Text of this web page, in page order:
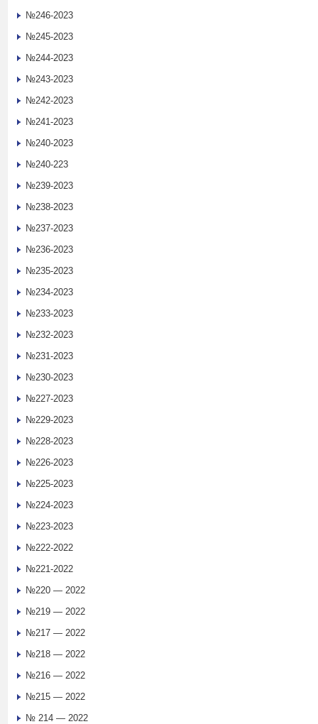
№246-2023
№245-2023
№244-2023
№243-2023
№242-2023
№241-2023
№240-2023
№240-223
№239-2023
№238-2023
№237-2023
№236-2023
№235-2023
№234-2023
№233-2023
№232-2023
№231-2023
№230-2023
№227-2023
№229-2023
№228-2023
№226-2023
№225-2023
№224-2023
№223-2023
№222-2022
№221-2022
№220 — 2022
№219 — 2022
№217 — 2022
№218 — 2022
№216 — 2022
№215 — 2022
№ 214 — 2022